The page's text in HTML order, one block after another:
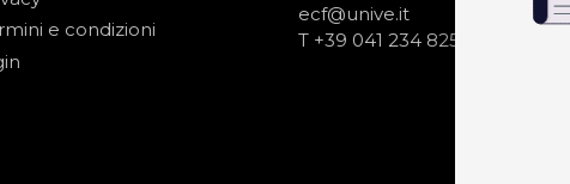
e condizioni
ecf@unive.it
T +39 041 234 8250